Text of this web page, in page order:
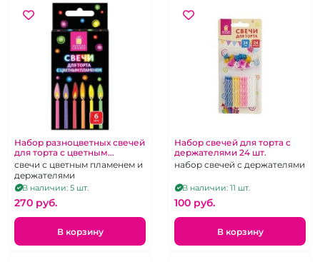
Набор разноцветных свечей
для торта с цветным
пламенем 5 штук
свечи с цветным пламенем и
держателями
В наличии: 5 шт.
270 pуб.
В корзину
Набор свечей для торта с
держателями 24 шт.
набор свечей с держателями
В наличии: 11 шт.
100 pуб.
В корзину